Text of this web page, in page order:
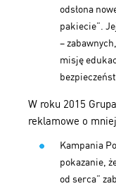
odsłona
pakiecie”.
–
misję
W roku 2015
reklamowe o
Kampania
pokazanie,
od serca”